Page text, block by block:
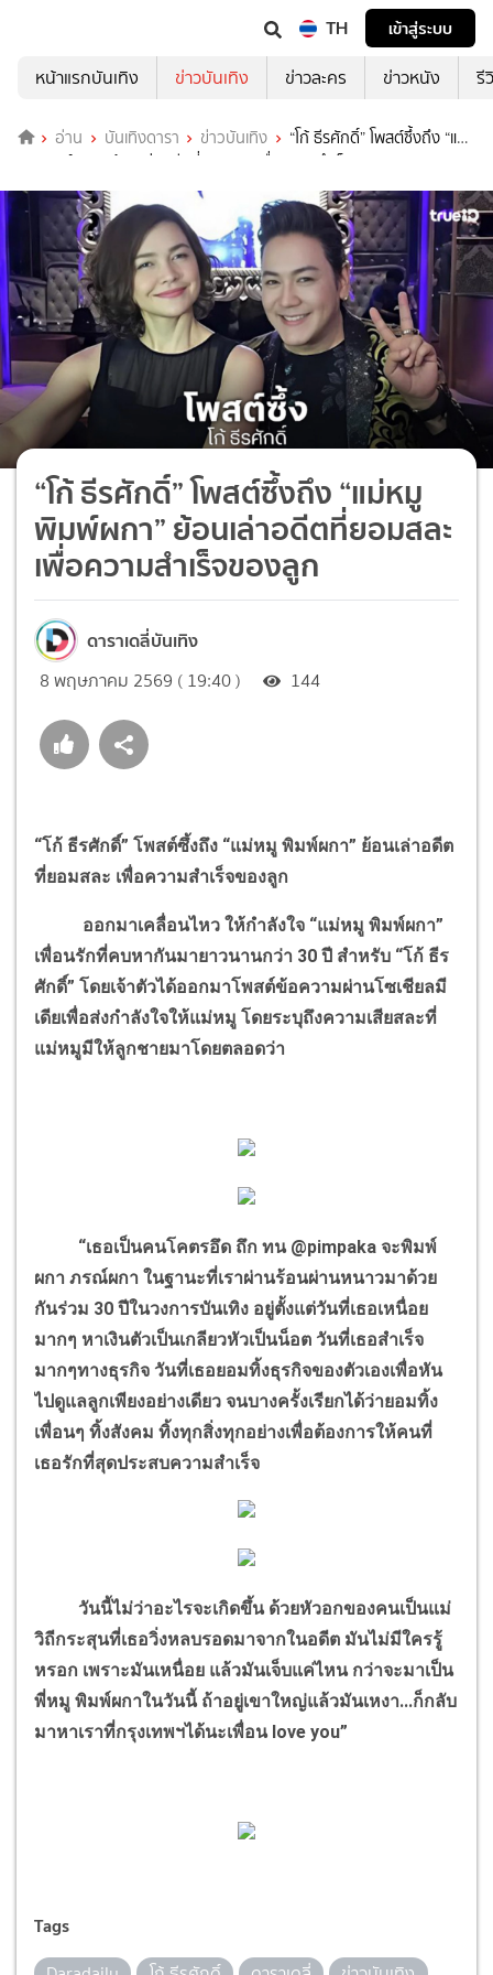
TH
เข้าสู่ระบบ
หน้าแรกบันเทิง
ข่าวบันเทิง ข่าวละคร ข่าวหนัง รี
อ่าน บันเทิงดารา ข่าวบันเทิง
“โก้ ธีรศักดิ์” โพสต์ซึ้งถึง “แม่
หมู พิมพ์ผกา” ย้อนเล่าอดีตที่ยอมสละ เพื่อความสำเร็จของลูก
“โก้ ธีรศักดิ์” โพสต์ซึ้งถึง “แม่หมู
พิมพ์ผกา” ย้อนเล่าอดีตที่ยอมสละ
เพื่อความสำเร็จของลูก
ดาราเดลี่บันเทิง
8 พฤษภาคม 2569 ( 19:40 ) 144
“โก้ ธีรศักดิ์” โพสต์ซึ้งถึง “แม่หมู พิมพ์ผกา” ย้อนเล่าอดีต
ที่ยอมสละ เพื่อความสำเร็จของลูก
ออกมาเคลื่อนไหว ให้กำลังใจ “แม่หมู พิมพ์ผกา”
เพื่อนรักที่คบหากันมายาวนานกว่า 30 ปี สำหรับ “โก้ ธีร
ศักดิ์” โดยเจ้าตัวได้ออกมาโพสต์ข้อความผ่านโซเชียลมี
เดียเพื่อส่งกำลังใจให้แม่หมู โดยระบุถึงความเสียสละที่
แม่หมูมีให้ลูกชายมาโดยตลอดว่า
“เธอเป็นคนโคตรอึด ถึก ทน @pimpaka จะพิมพ์
ผกา ภรณ์ผกา ในฐานะที่เราผ่านร้อนผ่านหนาวมาด้วย
กันร่วม 30 ปีในวงการบันเทิง อยู่ตั้งแต่วันที่เธอเหนื่อย
มากๆ หาเงินตัวเป็นเกลียวหัวเป็นน็อต วันที่เธอสำเร็จ
มากๆทางธุรกิจ วันที่เธอยอมทิ้งธุรกิจของตัวเองเพื่อหัน
ไปดูแลลูกเพียงอย่างเดียว จนบางครั้งเรียกได้ว่ายอมทิ้ง
เพื่อนๆ ทิ้งสังคม ทิ้งทุกสิ่งทุกอย่างเพื่อต้องการให้คนที่
เธอรักที่สุดประสบความสำเร็จ
วันนี้ไม่ว่าอะไรจะเกิดขึ้น ด้วยหัวอกของคนเป็นแม่
วิถีกระสุนที่เธอวิ่งหลบรอดมาจากในอดีต มันไม่มีใครรู้
หรอก เพราะมันเหนื่อย แล้วมันเจ็บแค่ไหน กว่าจะมาเป็น
พี่หมู พิมพ์ผกาในวันนี้ ถ้าอยู่เขาใหญ่แล้วมันเหงา...ก็กลับ
มาหาเราที่กรุงเทพฯได้นะเพื่อน love you”
Tags